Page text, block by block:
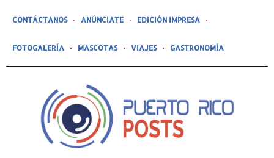
CONTÁCTANOS ANÚNCIATE EDICIÓN IMPRESA
FOTOGALERÍA MASCOTAS VIAJES GASTRONOMÍA